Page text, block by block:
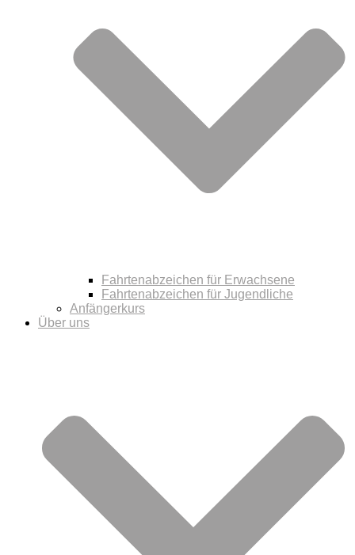
Fahrtenabzeichen für Erwachsene
Fahrtenabzeichen für Jugendliche
Anfängerkurs
Über uns